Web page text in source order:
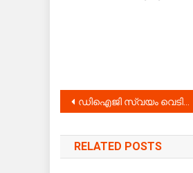
Post
navigation
ഡിഐജി സ്വയം വെടിവെച്ചു ആത്മഹത്യ ചെയ്തു
RELATED POSTS